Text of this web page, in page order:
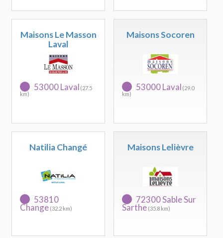
Maisons Le Masson
Laval
53000 Laval (27.5
km)
Maisons Socoren
53000 Laval (29.0
km)
Natilia Changé
53810
Change (32.2 km)
Maisons Lelièvre
72300 Sable Sur
Sarthe (35.8 km)